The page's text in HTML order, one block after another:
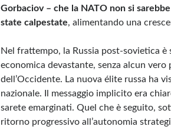
Gorbaciov – che la NATO non si
state calpestate, alimentando una
Nel frattempo, la Russia post-sovietica
economica devastante, senza alcun
dell’Occidente. La nuova élite russa ha
nazionale. Il messaggio implicito era
sarete emarginati. Quel che è seguito,
ritorno progressivo all’autonomia